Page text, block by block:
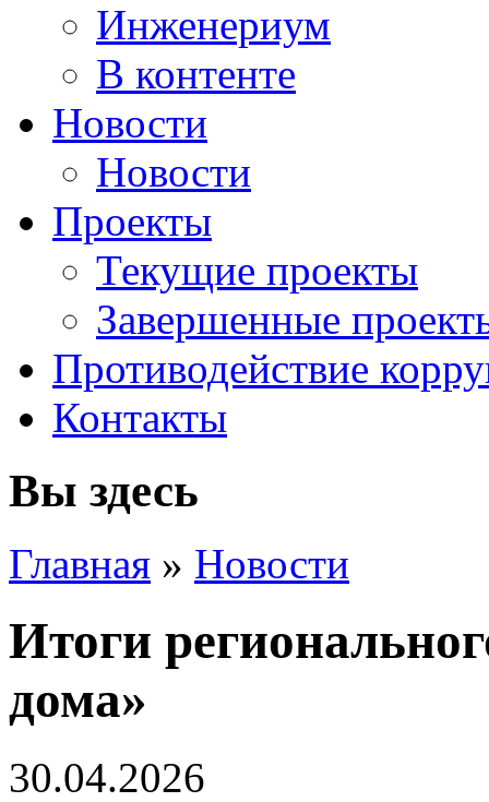
Инженериум
В контенте
Новости
Новости
Проекты
Текущие проекты
Завершенные
Противодействие
Контакты
Вы здесь
Главная » Новости
Итоги
дома»
30.04.2026